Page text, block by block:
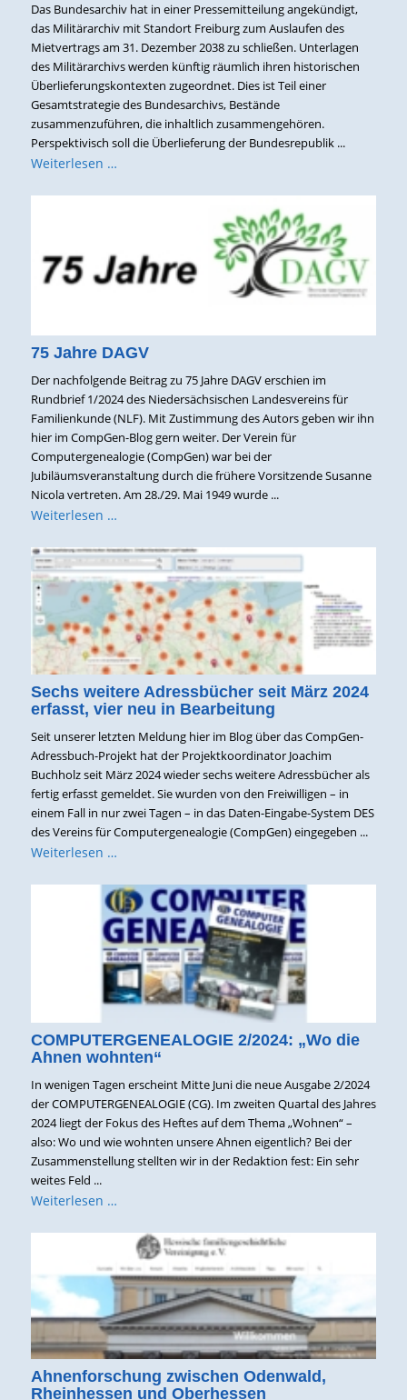
Das Bundesarchiv hat in einer Pressemitteilung angekündigt,
das Militärarchiv mit Standort Freiburg zum Auslaufen des
Mietvertrags am 31. Dezember 2038 zu schließen. Unterlagen
des Militärarchivs werden künftig räumlich ihren historischen
Überlieferungskontexten zugeordnet. Dies ist Teil einer
Gesamtstrategie des Bundesarchivs, Bestände
zusammenzuführen, die inhaltlich zusammengehören.
Perspektivisch soll die Überlieferung der Bundesrepublik ...
Weiterlesen …
75 Jahre DAGV
Der nachfolgende Beitrag zu 75 Jahre DAGV erschien im
Rundbrief 1/2024 des Niedersächsischen Landesvereins für
Familienkunde (NLF). Mit Zustimmung des Autors geben wir ihn
hier im CompGen-Blog gern weiter. Der Verein für
Computergenealogie (CompGen) war bei der
Jubiläumsveranstaltung durch die frühere Vorsitzende Susanne
Nicola vertreten. Am 28./29. Mai 1949 wurde ...
Weiterlesen …
Sechs weitere Adressbücher seit März 2024
erfasst, vier neu in Bearbeitung
Seit unserer letzten Meldung hier im Blog über das CompGen-
Adressbuch-Projekt hat der Projektkoordinator Joachim
Buchholz seit März 2024 wieder sechs weitere Adressbücher als
fertig erfasst gemeldet. Sie wurden von den Freiwilligen – in
einem Fall in nur zwei Tagen – in das Daten-Eingabe-System DES
des Vereins für Computergenealogie (CompGen) eingegeben ...
Weiterlesen …
COMPUTERGENEALOGIE 2/2024: „Wo die
Ahnen wohnten“
In wenigen Tagen erscheint Mitte Juni die neue Ausgabe 2/2024
der COMPUTERGENEALOGIE (CG). Im zweiten Quartal des Jahres
2024 liegt der Fokus des Heftes auf dem Thema „Wohnen“ –
also: Wo und wie wohnten unsere Ahnen eigentlich? Bei der
Zusammenstellung stellten wir in der Redaktion fest: Ein sehr
weites Feld ...
Weiterlesen …
Ahnenforschung zwischen Odenwald,
Rheinhessen und Oberhessen